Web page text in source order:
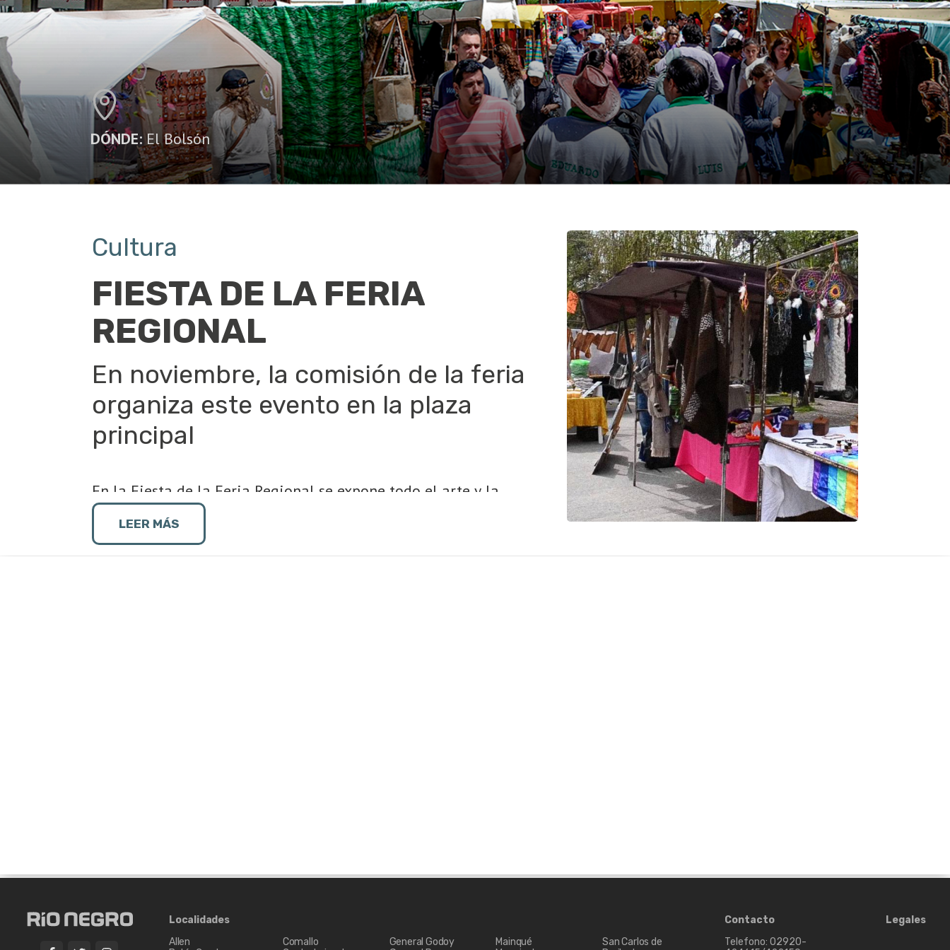
DÓNDE: El Bolsón
Cultura
FIESTA DE LA FERIA
REGIONAL
En noviembre, la comisión de la feria
organiza este evento en la plaza
principal
En la Fiesta de la Feria Regional se expone todo el arte y la
cultura que nos identifica, promocionando a los referentes
culturales.
LEER MÁS
Localidades
Allen
Comallo
General Godoy
Mainqué
San Carlos de
Contacto
Telefono: 02920-
Legales